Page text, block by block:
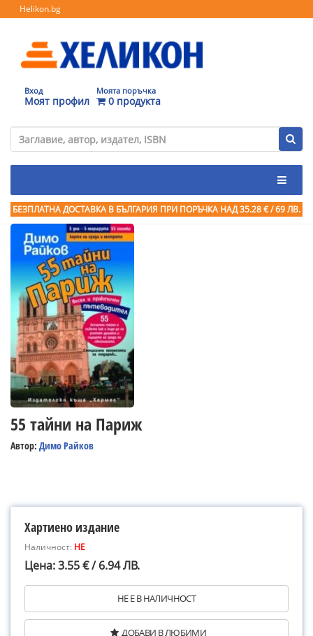
Helikon.bg
Вход
Моят профил
Моята поръчка
0 продукта
БЕЗПЛАТНА ДОСТАВКА В БЪЛГАРИЯ ПРИ ПОРЪЧКА НАД 35.28 € / 69 ЛВ.
55 тайни на Париж
Автор: Димо Райков
Хартиено издание
Наличност: НЕ
Цена: 3.55 € / 6.94 ЛВ.
НЕ Е В НАЛИЧНОСТ
ДОБАВИ В ЛЮБИМИ